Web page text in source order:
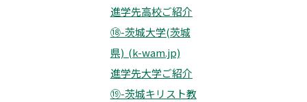
進学先高校ご紹介
⑱-茨城大学(茨城
県) (k-wam.jp)
進学先大学ご紹介
⑲-茨城キリスト教